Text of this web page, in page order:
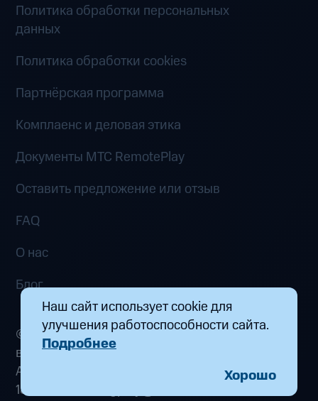
Наш сайт использует cookie для
улучшения работоспособности сайта.
Подробнее
Хорошо
Политика обработки персональных
данных
Политика обработки cookies
Партнёрская программа
Комплаенс и деловая этика
Документы MTC RemotePlay
Оставить предложение или отзыв
FAQ
О нас
Блог
© 2026 ООО «Маркетплейс распределенных
вычислений». Все права защищены
Адрес: 115432, г. Москва, пр-кт Андропова, д.
18, к. 9 Почта: